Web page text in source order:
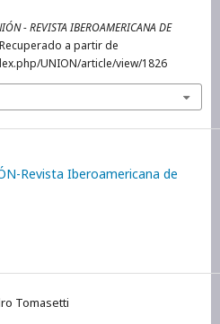
- REVISTA IBEROAMERICANA DE
a partir de
UNION/article/view/1826
Revista Iberoamericana de
Tomasetti